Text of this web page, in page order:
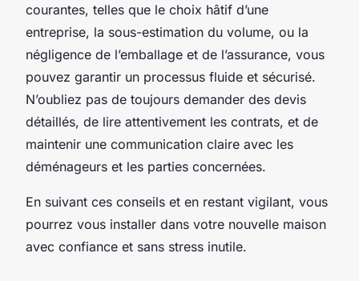
courantes, telles que le choix hâtif d’une
entreprise, la sous-estimation du volume, ou la
négligence de l’emballage et de l’assurance, vous
pouvez garantir un processus fluide et sécurisé.
N’oubliez pas de toujours demander des devis
détaillés, de lire attentivement les contrats, et de
maintenir une communication claire avec les
déménageurs et les parties concernées.
En suivant ces conseils et en restant vigilant, vous
pourrez vous installer dans votre nouvelle maison
avec confiance et sans stress inutile.